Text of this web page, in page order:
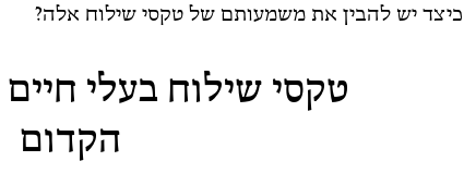
כיצד יש להבין את משמעותם של טקסי שילוח אלה?
טקסי שילוח בעלי
הקדום